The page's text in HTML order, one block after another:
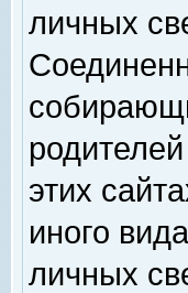
личных
этих
иного
личных